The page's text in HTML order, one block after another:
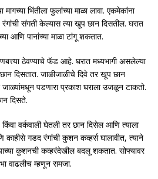
भिंतीला फुलांच्या माळा लावा. एकमेकांना
संगती केल्यास त्या खूप छान दिसतील. घरात
आणि पानांच्या माळा टांगू शकतात.
मेणबत्त्या ठेवण्याचे फॅड आहे. घरात मध्यभागी असलेल्या
दिसतात. जाळीजाळीचे दिवे तर खूप छान
जाळ्यांमधून पडणारा प्रकाश घराला उजळून टाकतो.
दिसते.
वर्कवाली घेतली तर छान दिसेल आणि त्याला
काहीसे गडद रंगांची कुशन कव्हर्स घालावीत, त्याने
कुशनची कव्हरंदेखील बदलू शकतात. सोफ्यावर
वाढलीच म्हणून समजा.